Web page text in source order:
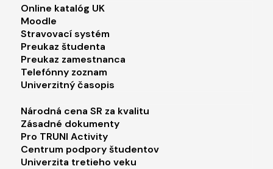
Footer menu 2
Online katalóg UK
Moodle
Stravovací systém
Preukaz študenta
Preukaz zamestnanca
Telefónny zoznam
Univerzitný časopis
Footer menu 3
Národná cena SR za kvalitu
Zásadné dokumenty
Pro TRUNI Activity
Centrum podpory študentov
Univerzita tretieho veku